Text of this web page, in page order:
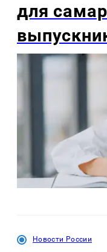
для
Новости России